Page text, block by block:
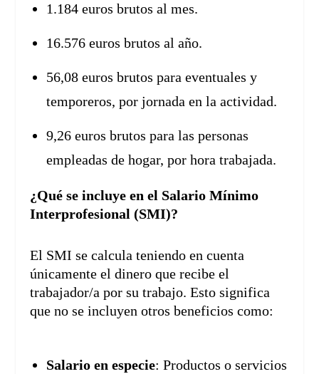
1.184 euros brutos al mes.
16.576 euros brutos al año.
56,08 euros brutos para eventuales y
temporeros, por jornada en la actividad.
9,26 euros brutos para las personas
empleadas de hogar, por hora trabajada.
¿Qué se incluye en el Salario Mínimo
Interprofesional (SMI)?
El SMI se calcula teniendo en cuenta
únicamente el dinero que recibe el
trabajador/a por su trabajo. Esto significa
que no se incluyen otros beneficios como:
Salario en especie: Productos o servicios